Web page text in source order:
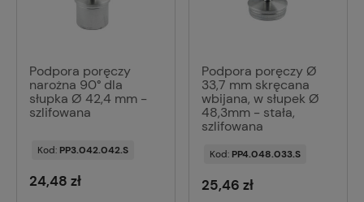
Podpora poręczy
narożna 90° dla
słupka Ø 42,4 mm -
szlifowana
Kod: PP3.042.042.S
24,48 zł
Podpora poręczy Ø
33,7 mm skręcana
wbijana, w słupek Ø
48,3mm - stała,
szlifowana
Kod: PP4.048.033.S
25,46 zł